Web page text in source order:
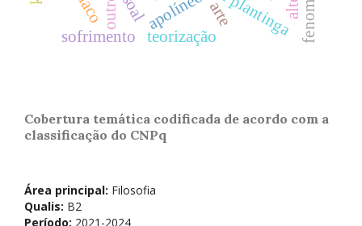
apolíneo arte
teorização
outro
sofrimento
Cobertura temática codificada de acordo com a
classificação do CNPq
Área principal: Filosofia
Qualis: B2
Período: 2021-2024